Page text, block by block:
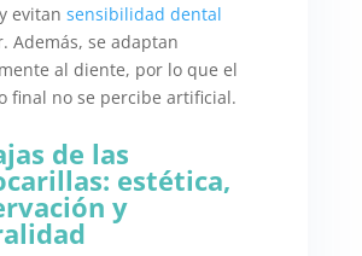
evitan sensibilidad dental
Además, se adaptan
al diente, por lo que el
final no se percibe artificial.
de las
estética,
y